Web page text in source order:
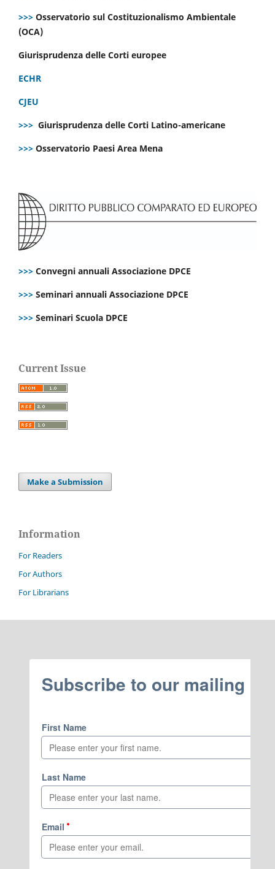
>>> Osservatorio sul Costituzionalismo Ambientale
(OCA)
Giurisprudenza delle Corti europee
ECHR
CJEU
>>> Giurisprudenza delle Corti Latino-americane
>>> Osservatorio Paesi Area Mena
>>> Convegni annuali Associazione DPCE
>>> Seminari annuali Associazione DPCE
>>> Seminari Scuola DPCE
Current Issue
Make a Submission
Information
For Readers
For Authors
For Librarians